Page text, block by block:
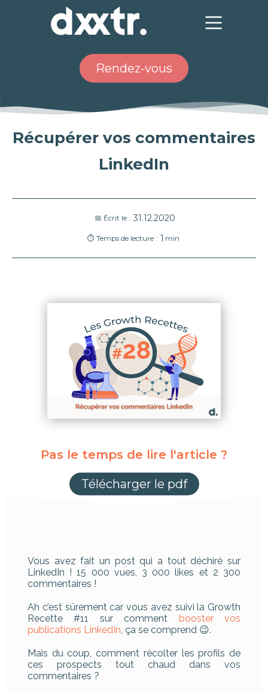
Rendez-vous
Récupérer vos commentaires
LinkedIn
📅 Écrit le : 31.12.2020
⏱ Temps de lecture : 1 min
Pas le temps de lire l'article ?
Télécharger le pdf
Vous avez fait un post qui a tout déchiré sur
LinkedIn ! 15 000 vues, 3 000 likes et 2 300
commentaires !
Ah c’est sûrement car vous avez suivi la Growth
Recette #11 sur comment
booster vos
publications LinkedIn, ça se comprend 😉.
Mais du coup, comment récolter les profils de
ces prospects tout chaud dans vos
commentaires ?